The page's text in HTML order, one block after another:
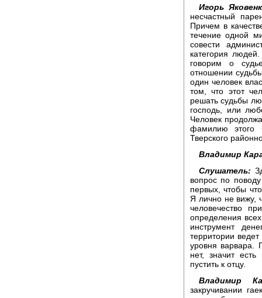
Игорь
несчастный
Причем в
течение одной
совести
категория
говорим о
отношении
один человек
том, что этот
решать судьбы
господь, или
Человек
фамилию этого
Тверского
Владимир
Слушатель:
вопрос по
первых, чтобы
Я лично не вижу,
человечество
определения
инструмент
территории
уровня варвара.
нет, значит
пустить к отцу.
Владимир
закручивании